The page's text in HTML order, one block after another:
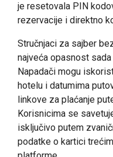
je resetovala PIN
rezervacije i direktno
Stručnjaci za sajber
najveća opasnost
Napadači mogu
hotelu i datumima
linkove za plaćanje
Korisnicima se
isključivo putem
podatke o kartici